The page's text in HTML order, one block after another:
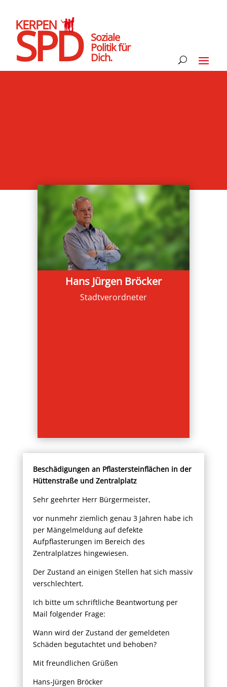
SPD
KERPEN
Soziale
Politik für
Dich.
Hans Jürgen Bröcker
Stadtverordneter
Beschädigungen an Pflastersteinflächen in der
Hüttenstraße und Zentralplatz
Sehr geehrter Herr Bürgermeister,
vor nunmehr ziemlich genau 3 Jahren habe ich
per Mängelmeldung auf defekte
Aufpflasterungen im Bereich des
Zentralplatzes hingewiesen.
Der Zustand an einigen Stellen hat sich massiv
verschlechtert.
Ich bitte um schriftliche Beantwortung per
Mail folgender Frage:
Wann wird der Zustand der gemeldeten
Schäden begutachtet und behoben?
Mit freundlichen Grüßen
Hans-Jürgen Bröcker